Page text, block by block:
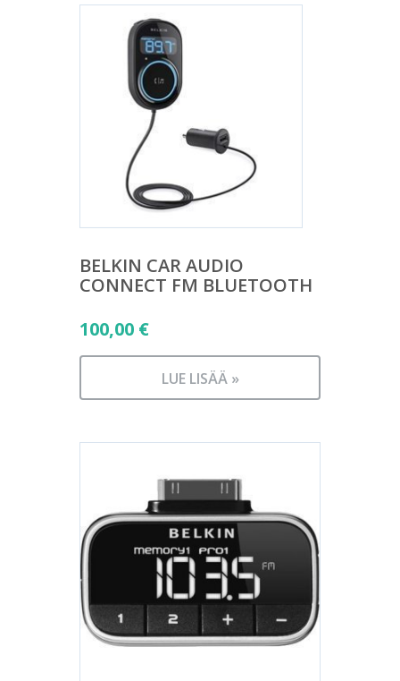
BELKIN CAR AUDIO
CONNECT FM BLUETOOTH
100,00 €
LUE LISÄÄ »